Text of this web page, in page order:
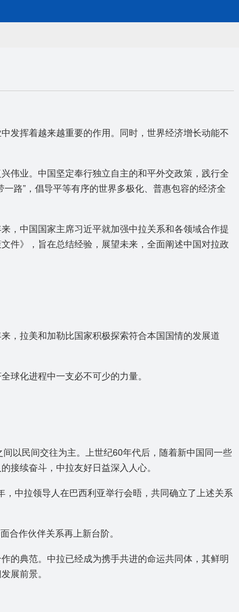
挥着越来越重要的作用。同时，世界经济增长动能不
业。中国坚定奉行独立自主的和平外交政策，践行全
路”，倡导平等有序的世界多极化、普惠包容的经济全
中国国家主席习近平就加强中拉关系和各领域合作提
件》，旨在总结经验，展望未来，全面阐述中国对拉政
拉美和加勒比国家积极探索符合本国国情的发展道
化进程中一支必不可少的力量。
以民间交往为主。上世纪60年代后，随着新中国同一些
续奋斗，中拉友好日益深入人心。
中拉领导人在巴西利亚举行会晤，共同确立了上述关系
作伙伴关系再上新台阶。
典范。中拉已经成为携手共进的命运共同体，其鲜明
展前景。